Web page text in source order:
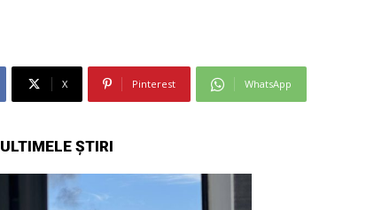
X Pinterest WhatsApp
ULTIMELE ȘTIRI